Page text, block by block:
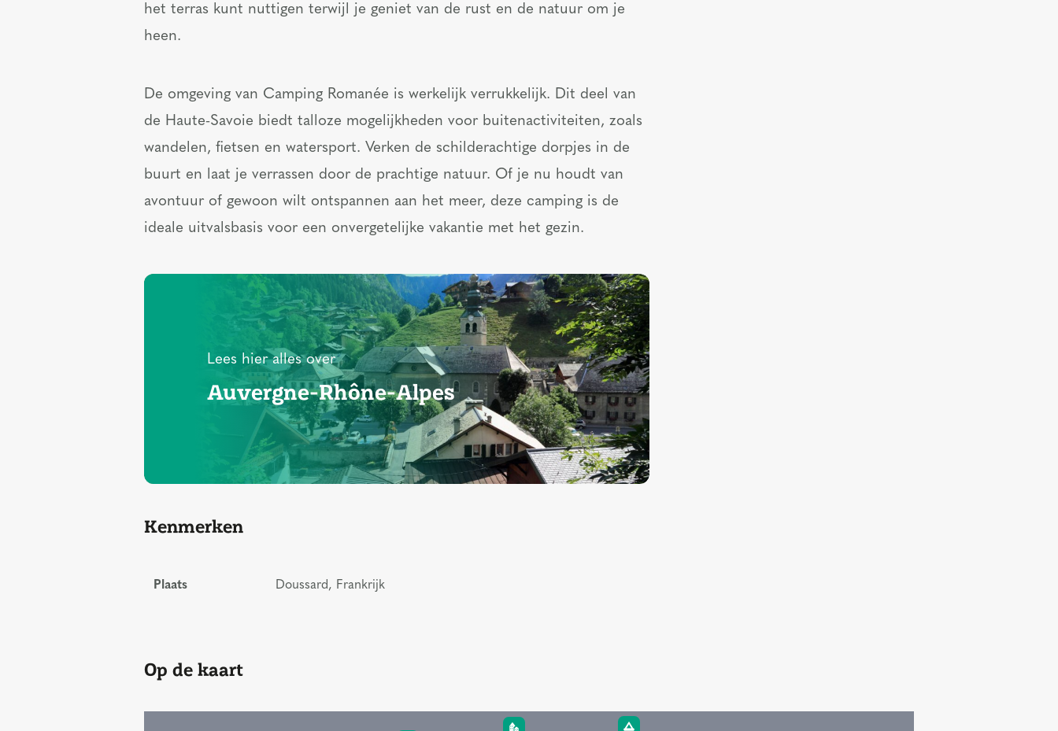
het terras kunt nuttigen terwijl je geniet van de rust en de natuur om je
heen.
De omgeving van Camping Romanée is werkelijk verrukkelijk. Dit deel van
de Haute-Savoie biedt talloze mogelijkheden voor buitenactiviteiten, zoals
wandelen, fietsen en watersport. Verken de schilderachtige dorpjes in de
buurt en laat je verrassen door de prachtige natuur. Of je nu houdt van
avontuur of gewoon wilt ontspannen aan het meer, deze camping is de
ideale uitvalsbasis voor een onvergetelijke vakantie met het gezin.
Lees hier alles over
Auvergne-Rhône-Alpes
Kenmerken
Plaats Doussard, Frankrijk
Op de kaart